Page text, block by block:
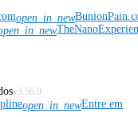
open_in_new
v3.56.0
open_in_newEntre em